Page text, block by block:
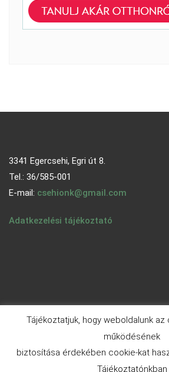
3341 Egercsehi, Egri út 8.
Tel.: 36/585-001
E-mail: csehionk@gmail.com
Adatkezelési tájékoztató
Tájékoztatjuk, hogy weboldalunk
működésének
biztosítása érdekében cookie-kat
Tájékoztatónkban